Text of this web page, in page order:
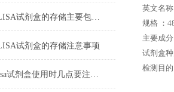
植物ELISA试剂盒的存储主要包括以下几个方面
试剂盒的存储注意事项
进口elisa试剂盒使用时几点要注意的地方
英文名
规格 ：
主要成
试剂盒
检测目